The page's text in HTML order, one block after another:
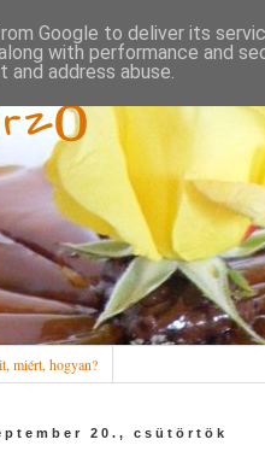
miért, hogyan?
20., csütörtök
Google to deliver its
with performance and
address abuse.